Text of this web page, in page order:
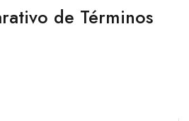
de Términos